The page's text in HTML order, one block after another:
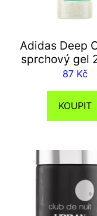
Adidas Deep
sprchový gel
87 Kč
KOUPIT